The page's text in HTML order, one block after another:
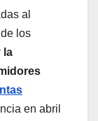
al
los
la
en abril